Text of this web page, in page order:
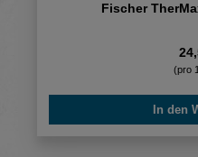
Fischer
(pro
In den